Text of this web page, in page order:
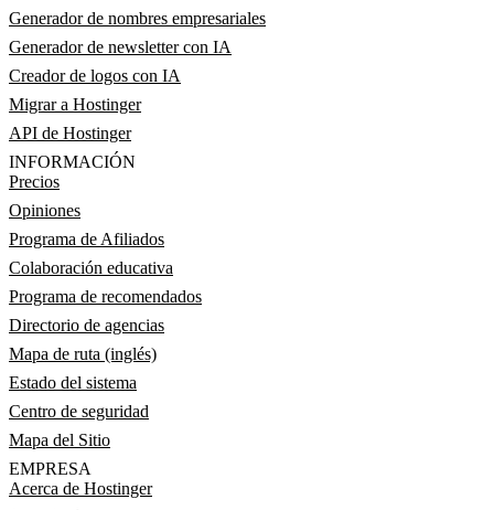
Generador de nombres empresariales
Generador de newsletter con IA
Creador de logos con IA
Migrar a Hostinger
API de Hostinger
INFORMACIÓN
Precios
Opiniones
Programa de Afiliados
Colaboración educativa
Programa de recomendados
Directorio de agencias
Mapa de ruta (inglés)
Estado del sistema
Centro de seguridad
Mapa del Sitio
EMPRESA
Acerca de Hostinger